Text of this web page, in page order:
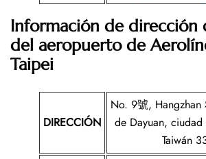
Información de dirección
del aeropuerto de
Taipei
DIRECCIÓN
No. 9號, Hangzhan
de Dayuan, ciudad
Taiwán